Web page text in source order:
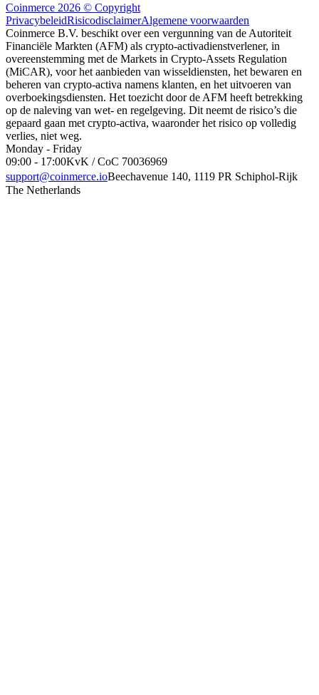
Coinmerce 2026 © Copyright
PrivacybeleidRisicodisclaimerAlgemene voorwaarden
Coinmerce B.V. beschikt over een vergunning van de Autoriteit
Financiële Markten (AFM) als crypto-activadienstverlener, in
overeenstemming met de Markets in Crypto-Assets Regulation
(MiCAR), voor het aanbieden van wisseldiensten, het bewaren en
beheren van crypto-activa namens klanten, en het uitvoeren van
overboekingsdiensten. Het toezicht door de AFM heeft betrekking
op de naleving van wet- en regelgeving. Dit neemt de risico’s die
gepaard gaan met crypto-activa, waaronder het risico op volledig
verlies, niet weg.
Monday - Friday
09:00 - 17:00KvK / CoC 70036969
support@coinmerce.ioBeechavenue 140, 1119 PR Schiphol-Rijk
The Netherlands